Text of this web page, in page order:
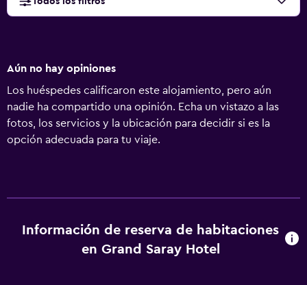
Aún no hay opiniones
Los huéspedes calificaron este alojamiento, pero aún
nadie ha compartido una opinión. Echa un vistazo a las
fotos, los servicios y la ubicación para decidir si es la
opción adecuada para tu viaje.
Información de reserva de habitaciones
en Grand Saray Hotel